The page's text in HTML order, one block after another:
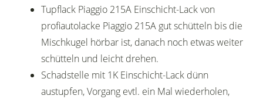
Tupflack Piaggio 215A Einschicht-Lack von
profiautolacke Piaggio 215A gut schütteln bis die
Mischkugel hörbar ist, danach noch etwas weiter
schütteln und leicht drehen.
Schadstelle mit 1K Einschicht-Lack dünn
austupfen, Vorgang evtl. ein Mal wiederholen,